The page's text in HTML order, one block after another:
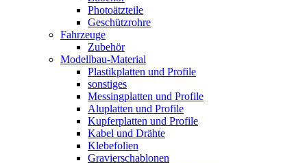
Photoätzteile
Geschützrohre
Fahrzeuge
Zubehör
Modellbau-Material
Plastikplatten und Profile
sonstiges
Messingplatten und Profile
Aluplatten und Profile
Kupferplatten und Profile
Kabel und Drähte
Klebefolien
Gravierschablonen